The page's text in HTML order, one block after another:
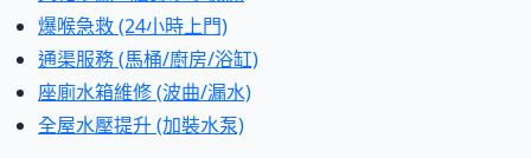
爆喉急救 (24小時上門)
通渠服務 (馬桶/廚房/浴缸)
座廁水箱維修 (波曲/漏水)
全屋水壓提升 (加裝水泵)